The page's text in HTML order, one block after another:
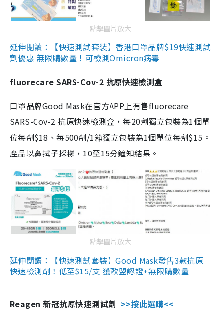
點擊圖片放大
延伸閱讀：【快速測試套裝】香港口罩品牌$19快速測試
劑優惠 無限購數量！可檢測Omicron病毒
fluorecare SARS-Cov-2 抗原快速檢測盒
口罩品牌Good Mask在官方APP上有售fluorecare
SARS-Cov-2 抗原快速檢測盒，每20劑獨立包裝為1個單
位每劑$18、每500劑/1箱獨立包裝為1個單位每劑$15。
產品以鼻拭子採樣，10至15分鐘知結果。
點擊圖片放大
延伸閱讀：【快速測試套裝】Good Mask發售3款抗原
快速檢測劑！低至$15/支 獲歐盟認證+無限購數量
Reagen 新冠抗原快速測試劑 >>按此選購<<